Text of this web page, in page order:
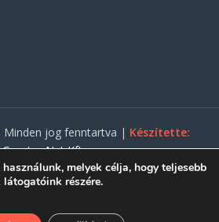
Minden jog fenntartva | Készítette:
Gasztro Net Kft.
melyek célja, hogy teljesebb
részére.